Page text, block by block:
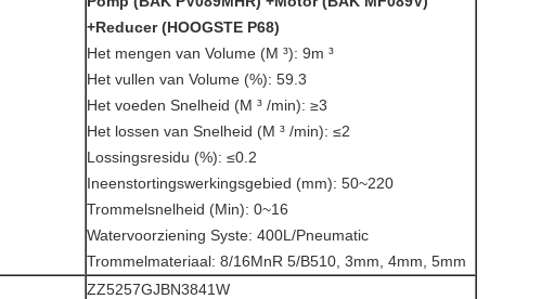
+Reducer (HOOGSTE P68)
Het mengen van Volume (M ³): 9m ³
Het vullen van Volume (%): 59.3
Het voeden Snelheid (M ³ /min): ≥3
Het lossen van Snelheid (M ³ /min): ≤2
Lossingsresidu (%): ≤0.2
Ineenstortingswerkingsgebied (mm): 50~220
Trommelsnelheid (Min): 0~16
Watervoorziening Syste: 400L/Pneumatic
Trommelmateriaal: 8/16MnR 5/B510, 3mm, 4mm, 5mm
ZZ5257GJBN3841W